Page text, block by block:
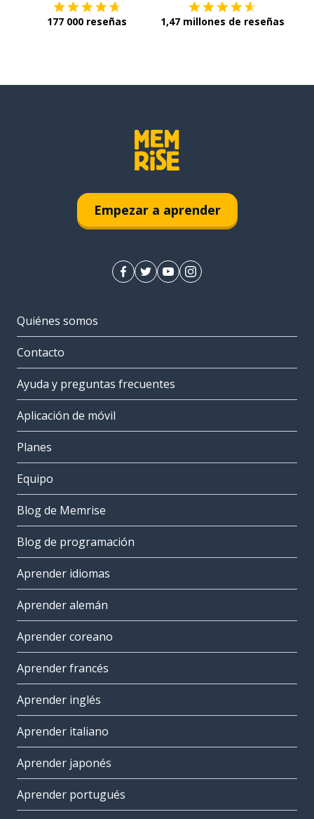
177 000 reseñas 1,47 millones de reseñas
Empezar a aprender
Quiénes somos
Contacto
Ayuda y preguntas frecuentes
Aplicación de móvil
Planes
Equipo
Blog de Memrise
Blog de programación
Aprender idiomas
Aprender alemán
Aprender coreano
Aprender francés
Aprender inglés
Aprender italiano
Aprender japonés
Aprender portugués